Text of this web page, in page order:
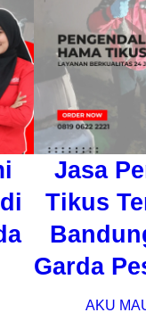
Jasa
Tikus
Garda
AKU